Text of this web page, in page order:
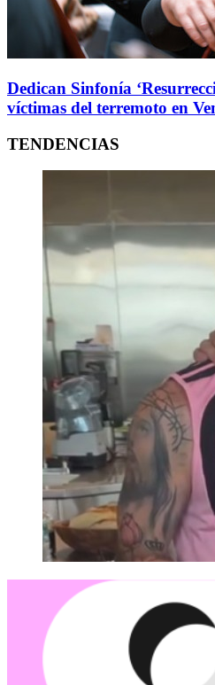
Dedican Sinfonía
víctimas del terremoto en
TENDENCIAS